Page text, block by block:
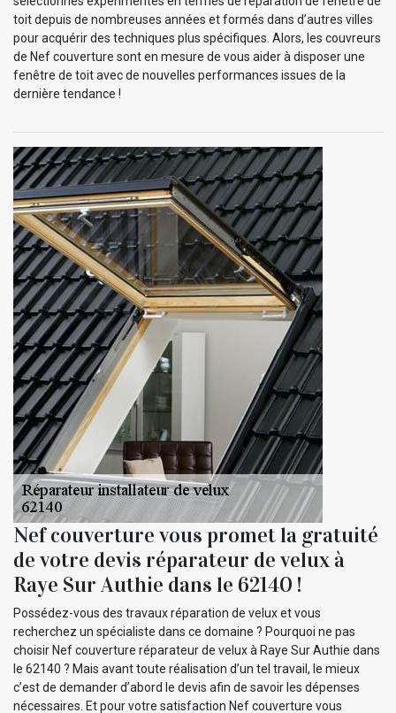
toit depuis de nombreuses années et formés dans d’autres villes
pour acquérir des techniques plus spécifiques. Alors, les couvreurs
de Nef couverture sont en mesure de vous aider à disposer une
fenêtre de toit avec de nouvelles performances issues de la
dernière tendance !
Nef couverture vous promet la gratuité
de votre devis réparateur de velux à
Raye Sur Authie dans le 62140 !
Possédez-vous des travaux réparation de velux et vous
recherchez un spécialiste dans ce domaine ? Pourquoi ne pas
choisir Nef couverture réparateur de velux à Raye Sur Authie dans
le 62140 ? Mais avant toute réalisation d’un tel travail, le mieux
c’est de demander d’abord le devis afin de savoir les dépenses
nécessaires. Et pour votre satisfaction Nef couverture vous